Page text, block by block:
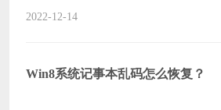
在 Windows 域控制器上发生内存泄
2022-12-14
Win8系统记事本乱码怎么恢复？